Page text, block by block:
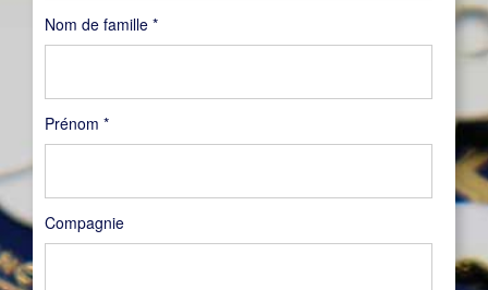
Nom de famille *
Prénom *
Compagnie